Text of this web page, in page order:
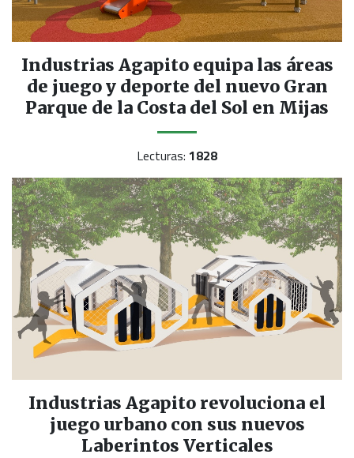
Industrias Agapito equipa las áreas
de juego y deporte del nuevo Gran
Parque de la Costa del Sol en Mijas
Lecturas: 1828
Industrias Agapito revoluciona el
juego urbano con sus nuevos
Laberintos Verticales